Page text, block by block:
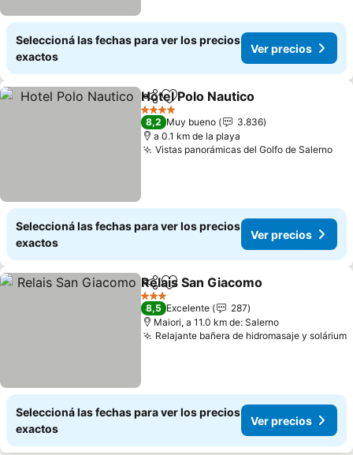
Seleccioná las fechas para ver los precios
exactos
Ver precios
CompartirAñadir a favoritos
Hotel Polo Nautico
4 Estrellas
8,2 Muy bueno
3.836
a 0.1 km de la playa
Vistas panorámicas del Golfo de Salerno
Seleccioná las fechas para ver los precios
exactos
Ver precios
CompartirAñadir a favoritos
Relais San Giacomo
3 Estrellas
8,5 Excelente
287
Maiori, a 11.0 km de: Salerno
Relajante bañera de hidromasaje y solárium
Seleccioná las fechas para ver los precios
exactos
Ver precios